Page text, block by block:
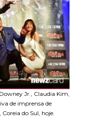
Jr., Claudia Kim,
de imprensa de
do Sul, hoje.